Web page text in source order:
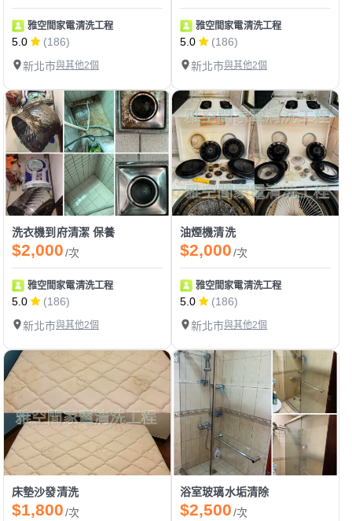
雅空間家電清洗工程
5.0
(186)
新北市與其他2個
雅空間家電清洗工程
5.0
(186)
新北市與其他2個
洗衣機到府清潔 保養
$2,000/次
雅空間家電清洗工程
5.0
(186)
新北市與其他2個
油煙機清洗
$2,000/次
雅空間家電清洗工程
5.0
(186)
新北市與其他2個
床墊沙發清洗
$1,800/次
浴室玻璃水垢清除
$2,500/次